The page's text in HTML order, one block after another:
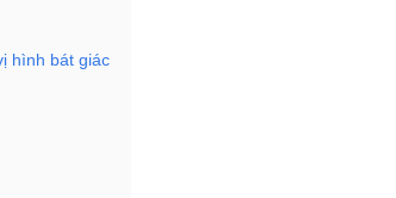
hình bát giác